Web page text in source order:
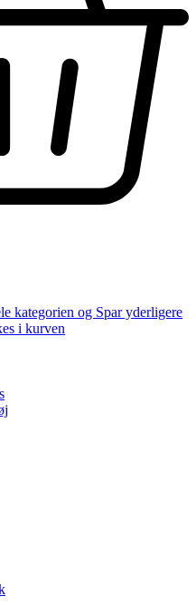
kategorien og Spar yderligere
i kurven